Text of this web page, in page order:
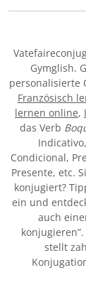
Gymglish.
personalisierte
Französisch
lernen online,
das Verb
Condicional,
Presente, etc.
konjugiert?
ein und
auch
stellt